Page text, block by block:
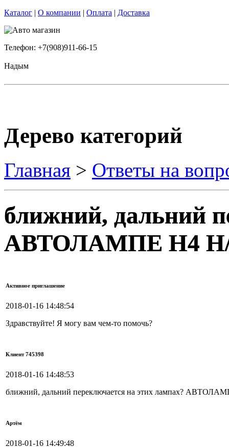
Каталог | О компании | Оплата | Доставка
Телефон: +7(908)911-66-15
Надым
Дерево категорий
Главная > Ответы на
ближний, дальний
АВТОЛАМПЕ H4 H/
Активное приглашение
2018-01-16 14:48:54
Здравствуйте! Я могу вам чем-то помочь?
Клиент 745398
2018-01-16 14:48:53
ближний, дальний переключается на этих лампах?
Артём
2018-01-16 14:49:48